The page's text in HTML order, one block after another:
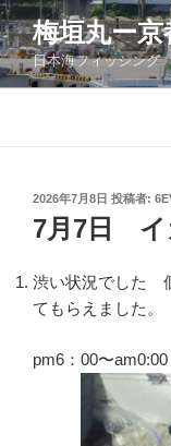
コ
ン
テ
ン
梅垣丸ー
日本海フィッシン
投
稿
日:
2026年7月8日 投稿者:
7月7日 イ
渋い状況でした
てもらえました。
pm6：00〜